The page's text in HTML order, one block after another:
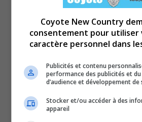
Coyote New Country
consentement pour utiliser
caractère personnel dans
Publicités et contenu
performance des publicités et
d’audience et développement de
Stocker et/ou accéder à des
appareil